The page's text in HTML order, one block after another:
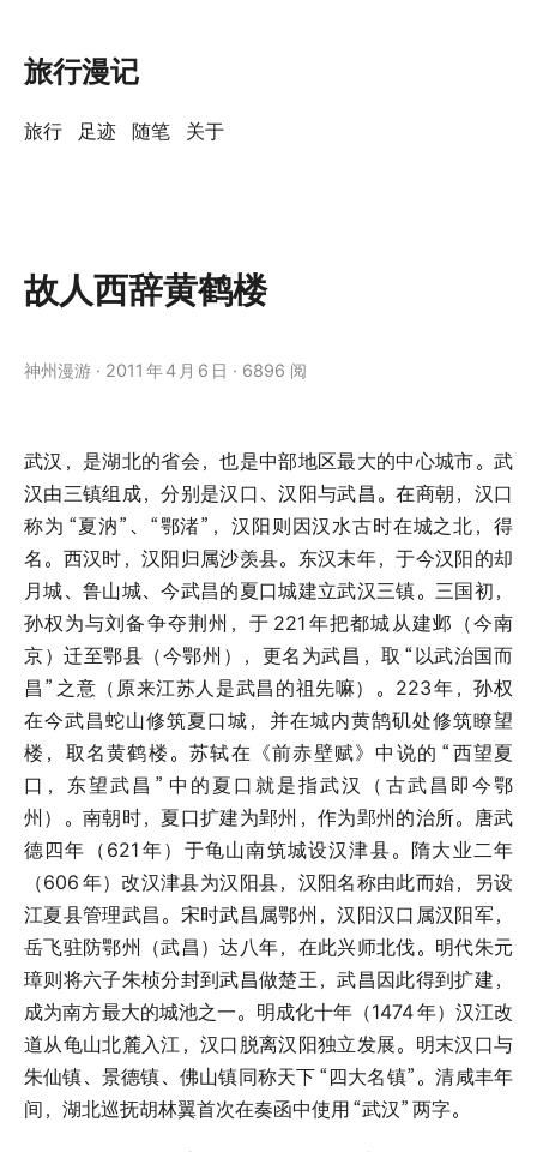
旅行漫记
旅行 足迹 随笔 关于
故人西辞黄鹤楼
神州漫游 2011 年4 月 6 日 6896 阅
武汉，是湖北的省会，也是中部地区最大的中心城市。武
汉由三镇组成，分别是汉口、汉阳与武昌。在商朝，汉口
称为 “夏汭”、“鄂渚”，汉阳则因汉水古时在城之北，得
名。西汉时，汉阳归属沙羡县。东汉末年，于今汉阳的却
月城、鲁山城、今武昌的夏口城建立武汉三镇。三国初，
孙权为与刘备争夺荆州，于 221 年把都城从建邺（今南
京）迁至鄂县（今鄂州），更名为武昌，取 “以武治国而
昌” 之意（原来江苏人是武昌的祖先嘛）。223年，孙权
在今武昌蛇山修筑夏口城，并在城内黄鹄矶处修筑瞭望
楼，取名黄鹤楼。苏轼在《前赤壁赋》中说的 “西望夏
口，东望武昌” 中的夏口就是指武汉（古武昌即今鄂
州）。南朝时，夏口扩建为郢州，作为郢州的治所。唐武
德四年（621 年）于龟山南筑城设汉津县。隋大业二年
（606 年）改汉津县为汉阳县，汉阳名称由此而始，另设
江夏县管理武昌。宋时武昌属鄂州，汉阳汉口属汉阳军，
岳飞驻防鄂州（武昌）达八年，在此兴师北伐。明代朱元
璋则将六子朱桢分封到武昌做楚王，武昌因此得到扩建，
成为南方最大的城池之一。明成化十年（1474年）汉江改
道从龟山北麓入江，汉口脱离汉阳独立发展。明末汉口与
朱仙镇、景德镇、佛山镇同称天下 “四大名镇”。清咸丰年
间，湖北巡抚胡林翼首次在奏函中使用 “武汉” 两字。